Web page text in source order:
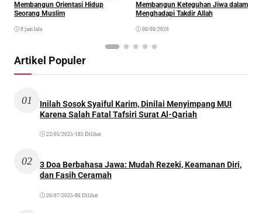
Membangun Orientasi Hidup
Seorang Muslim
9 jam lalu
Membangun Keteguhan Jiwa dalam
Menghadapi Takdir Allah
06/08/2026
Artikel Populer
01
Inilah Sosok Syaiful Karim, Dinilai Menyimpang MUI
Karena Salah Fatal Tafsiri Surat Al-Qariah
22/05/2025 •185 Dilihat
02
3 Doa Berbahasa Jawa: Mudah Rezeki, Keamanan Diri,
dan Fasih Ceramah
26/07/2025 •86 Dilihat